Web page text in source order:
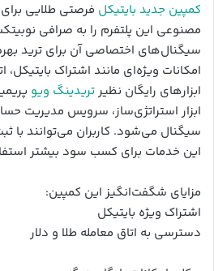
کمپین جدید بایتیکل فرصتی طلایی
مصنوعی این پلتفرم را به صرافی
سیگنال‌های اختصاصی آن برای ترید
امکانات ویژه‌ای مانند اشتراک بایتیکل،
ابزارهای رایگان نظیرتریدینگ ویو
ابزار استراتژی‌ساز، سرویس مدیریت
سیگنال می‌شود. کاربران می‌توانند با
این خدمات برای کسب سود بیشتر
مزایای شگفت‌انگیز این کمپین:
اشتراک ویژه بایتیکل
دسترسی به اتاق معامله طلا و دلار